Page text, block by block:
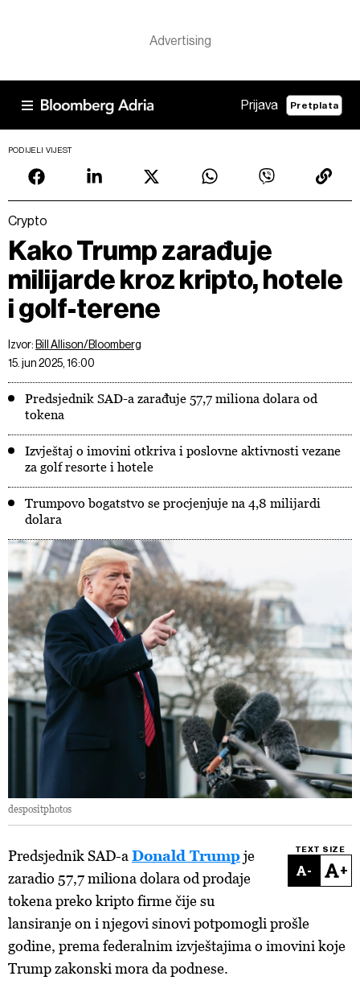
Prijava Pretplata
PODIJELI VIJEST
Crypto
Kako Trump zarađuje
milijarde kroz kripto, hotele
i golf-terene
Izvor: Bill Allison/Bloomberg
15. jun 2025, 16:00
Predsjednik SAD-a zarađuje 57,7 miliona dolara od
tokena
Izvještaj o imovini otkriva i poslovne aktivnosti vezane
za golf resorte i hotele
Trumpovo bogatstvo se procjenjuje na 4,8 milijardi
dolara
despositphotos
TEXT SIZE
- +
Predsjednik SAD-a Donald Trumpje
zaradio 57,7 miliona dolara od prodaje
tokena preko kripto firme čije su
lansiranje on i njegovi sinovi potpomogli prošle
godine, prema federalnim izvještajima o imovini koje
Trump zakonski mora da podnese.